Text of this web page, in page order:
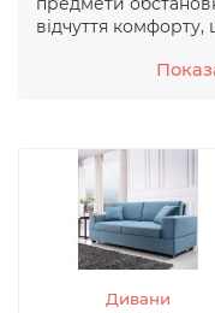
відчуття
здоров'я – адже
меблювання
таким чином,
його
кімната гарно
своєму
зробивши його
Дивани